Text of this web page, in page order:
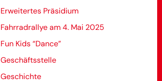
Erweitertes Präsidium
Fahrradrallye am 4. Mai 2025
Fun Kids “Dance”
Geschäftsstelle
Geschichte